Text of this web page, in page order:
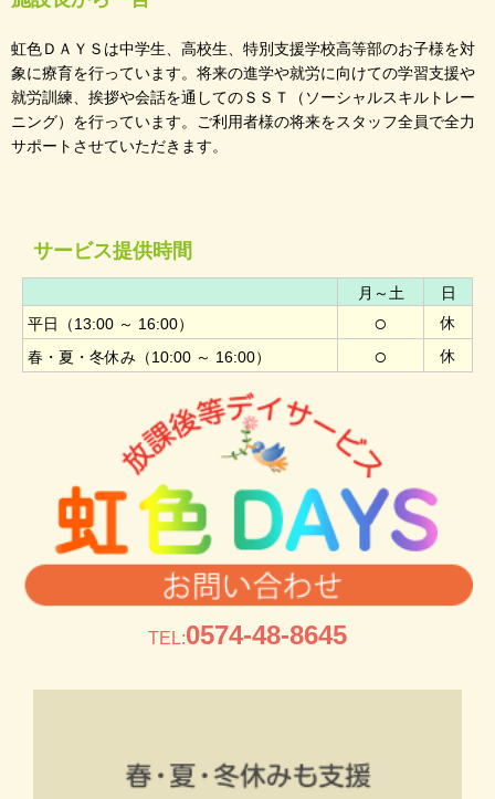
虹色ＤＡＹＳは中学生、高校生、特別支援学校高等部のお子様を対
象に療育を行っています。将来の進学や就労に向けての学習支援や
就労訓練、挨拶や会話を通してのＳＳＴ（ソーシャルスキルトレー
ニング）を行っています。ご利用者様の将来をスタッフ全員で全力
サポートさせていただきます。
サービス提供時間
月～土
日
平日（13:00 ～ 16:00）
○
休
春・夏・冬休み（10:00 ～ 16:00）
○ 休
TEL:0574-48-8645